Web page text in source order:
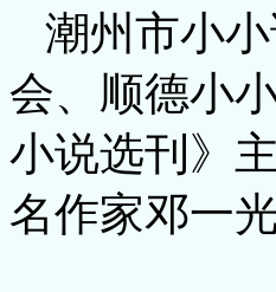
潮州市小
会、顺德小
小说选刊》
名作家邓一